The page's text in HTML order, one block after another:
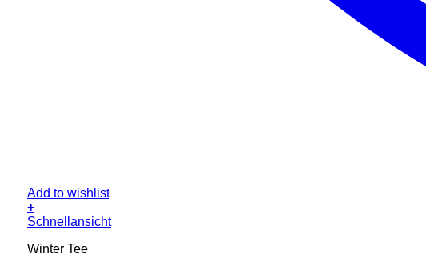
Add to wishlist
+
Schnellansicht
Winter Tee